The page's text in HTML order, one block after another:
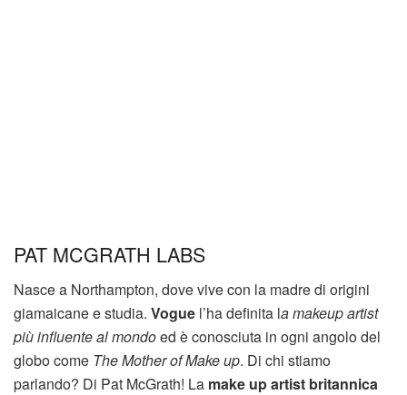
PAT MCGRATH LABS
Nasce a Northampton, dove vive con la madre di origini
giamaicane e studia. Vogue l’ha definita la makeup artist
più influente al mondoed è conosciuta in ogni angolo del
globo come The Mother of Make up. Di chi stiamo
parlando? Di Pat McGrath! La make up artist britannica